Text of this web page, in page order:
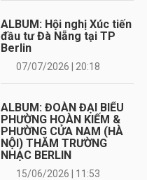
ALBUM: Hội nghị Xúc tiến
đầu tư Đà Nẵng tại TP
Berlin
07/07/2026 | 20:18
ALBUM: ĐOÀN ĐẠI BIỂU
PHƯỜNG HOÀN KIẾM &
PHƯỜNG CỬA NAM (HÀ
NỘI) THĂM TRƯỜNG
NHẠC BERLIN
15/06/2026 | 11:53